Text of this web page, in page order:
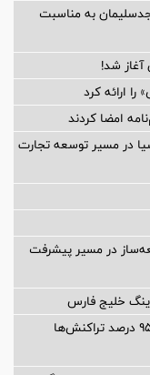
به مناسبت
شد!
ارائه کرد
امضا کردند
در مسیر توسعه تجارت
در مسیر پیشرفت
بانک سامان در مسیر بانکداری بدون شعبه؛ ۹۵ درصد تراکنش‌ها